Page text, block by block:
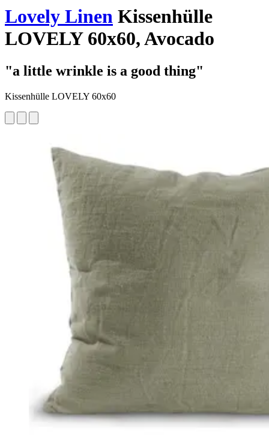
Lovely Linen Kissenhülle
LOVELY 60x60, Avocado
"a little wrinkle is a good thing"
Kissenhülle LOVELY 60x60